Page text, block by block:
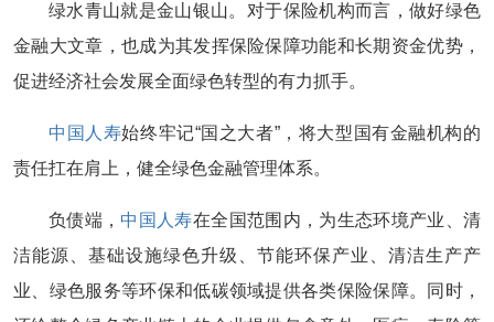
绿水青山就是金山银山。对于保险机构而言，做好绿色
金融大文章，也成为其发挥保险保障功能和长期资金优势，
促进经济社会发展全面绿色转型的有力抓手。
中国人寿始终牢记“国之大者”，将大型国有金融机构的
责任扛在肩上，健全绿色金融管理体系。
负债端， 中国人寿在全国范围内，为生态环境产业、清
洁能源、基础设施绿色升级、节能环保产业、清洁生产产
业、绿色服务等环保和低碳领域提供各类保险保障。同时，